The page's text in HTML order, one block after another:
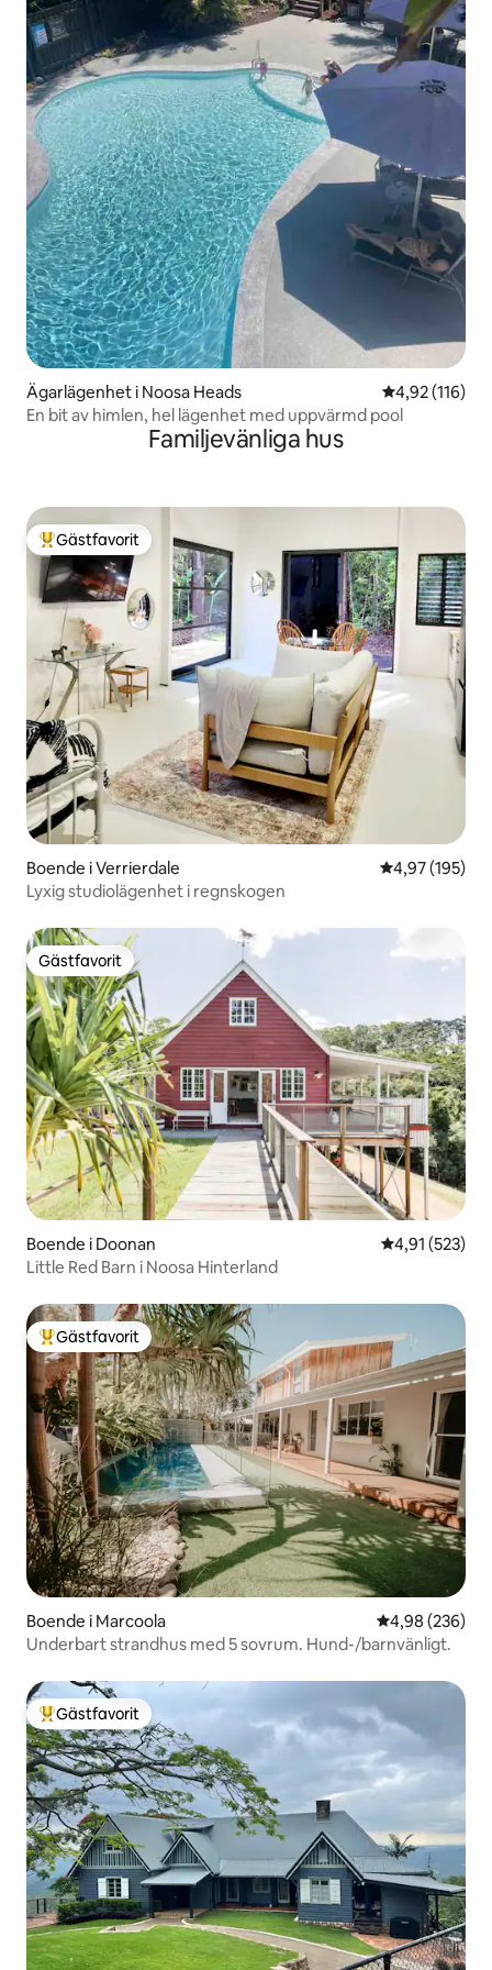
Ägarlägenhet i Noosa Heads 4,92 av 5 i
4,92 (116)
En bit av himlen, hel lägenhet med uppvärmd pool
Familjevänliga hus
Populär gästfavorit
Gästfavorit
Boende i Verrierdale 4,97 av 5 i
4,97 (195)
Lyxig studiolägenhet i regnskogen
Gästfavorit
Gästfavorit
Boende i Doonan 4,91 av 5 i
4,91 (523)
Little Red Barn i Noosa Hinterland
Populär gästfavorit
Gästfavorit
Boende i Marcoola 4,98 av 5 i
4,98 (236)
Underbart strandhus med 5 sovrum. Hund-/barnvänligt.
Populär gästfavorit
Gästfavorit